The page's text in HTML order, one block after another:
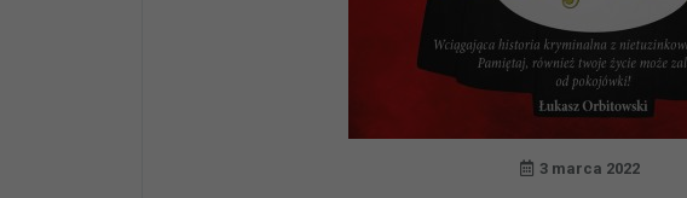
3 marca 2022